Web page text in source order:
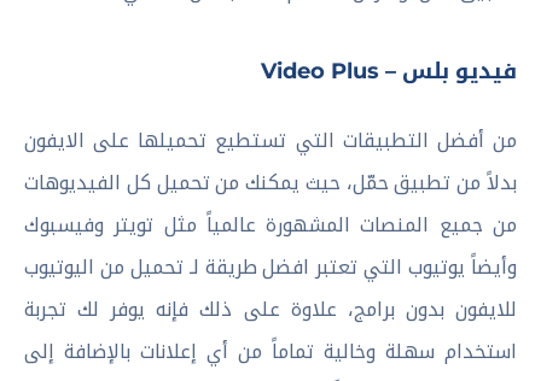
فيديو بلس – Video Plus
من أفضل التطبيقات التي تستطيع تحميلها على الايفون
بدلاً من تطبيق حمّل، حيث يمكنك من تحميل كل الفيديوهات
من جميع المنصات المشهورة عالمياً مثل تويتر وفيسبوك
وأيضاً يوتيوب التي تعتبر افضل طريقة لـ تحميل من اليوتيوب
للايفون بدون برامج، علاوة على ذلك فإنه يوفر لك تجربة
استخدام سهلة وخالية تماماً من أي إعلانات بالإضافة إلى